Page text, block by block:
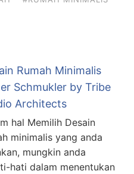
Rumah Minimalis
Schmukler by Tribe
Architects
hal Memilih Desain
minimalis yang anda
mungkin anda
hati dalam menentukan